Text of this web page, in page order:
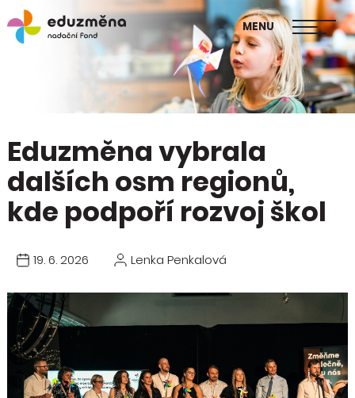
MENU
škol
Publikace Mapa změny
Eduzměna vybrala
dalších osm regionů,
kde podpoří rozvoj škol
19. 6. 2026 Lenka Penkalová